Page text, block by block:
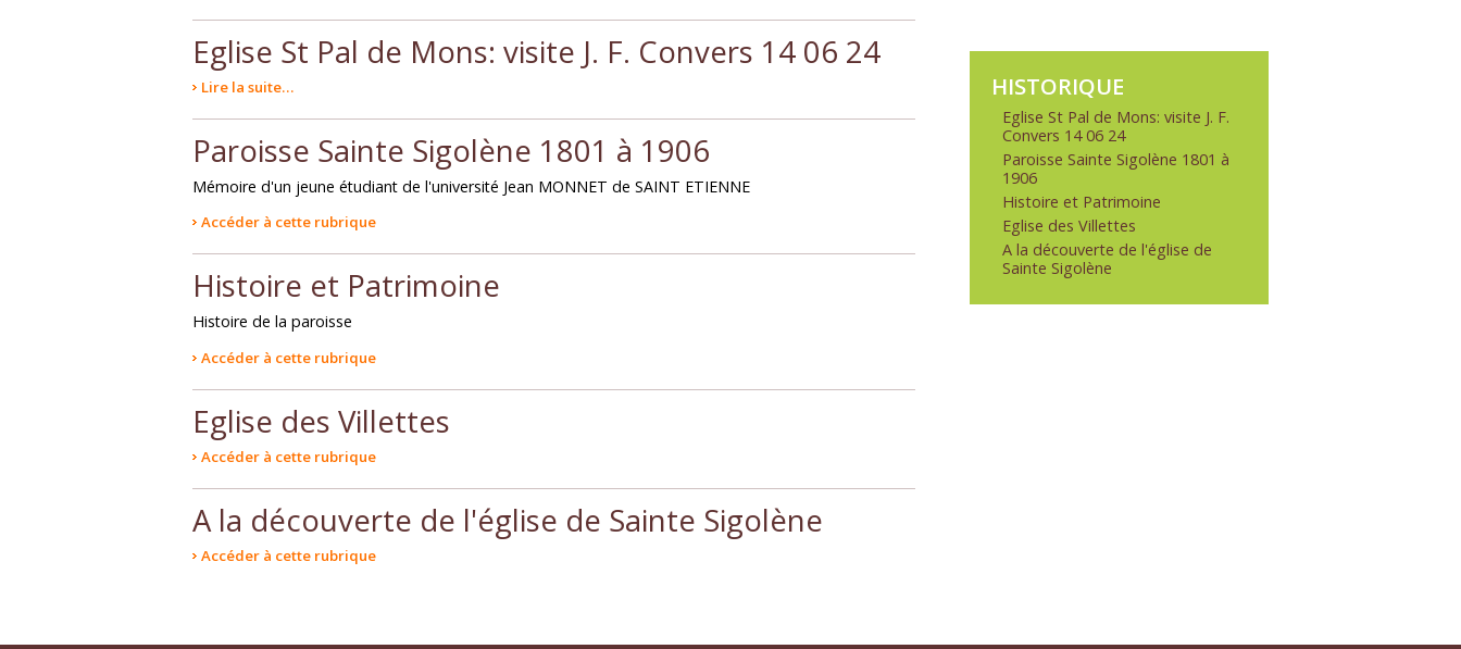
Navigation
HISTORIQUE
Eglise St Pal de Mons: visite J. F.
Convers 14 06 24
Paroisse Sainte Sigolène 1801 à
1906
Histoire et Patrimoine
Eglise des Villettes
A la découverte de l'église de
Sainte Sigolène
Eglise St Pal de Mons: visite J. F. Convers 14 06 24
Lire la suite…
Paroisse Sainte Sigolène 1801 à 1906
Mémoire d'un jeune étudiant de l'université Jean MONNET de SAINT ETIENNE
Accéder à cette rubrique
Histoire et Patrimoine
Histoire de la paroisse
Accéder à cette rubrique
Eglise des Villettes
Accéder à cette rubrique
A la découverte de l'église de Sainte Sigolène
Accéder à cette rubrique